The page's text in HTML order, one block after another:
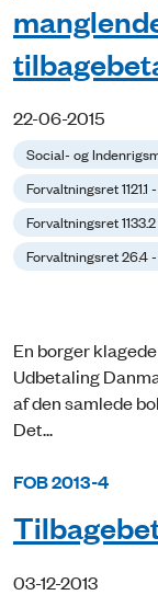
22-06-2015
Social- og
Forvaltningsret
Forvaltningsret
Forvaltningsret 26.4
En borger
Udbetaling
af den samlede
Det...
FOB 2013-4
03-12-2013